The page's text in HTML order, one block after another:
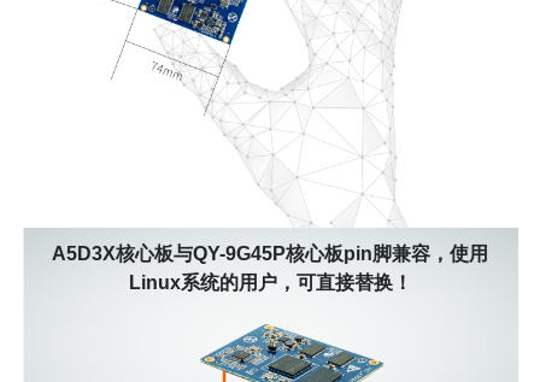
A5D3X核心板与QY-9G45P核心板pin脚兼容，使用
Linux系统的用户，可直接替换！